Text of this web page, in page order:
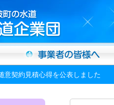
意契約見積心得を公表しました